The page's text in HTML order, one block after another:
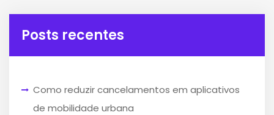
Posts recentes
Como reduzir cancelamentos em aplicativos
de mobilidade urbana